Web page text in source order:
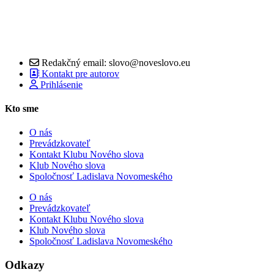
Redakčný email: slovo@noveslovo.eu
Kontakt pre autorov
Prihlásenie
Kto sme
O nás
Prevádzkovateľ
Kontakt Klubu Nového slova
Klub Nového slova
Spoločnosť Ladislava Novomeského
O nás
Prevádzkovateľ
Kontakt Klubu Nového slova
Klub Nového slova
Spoločnosť Ladislava Novomeského
Odkazy